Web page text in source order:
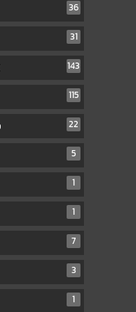
36
31
143
115
22
5
1
1
7
3
1